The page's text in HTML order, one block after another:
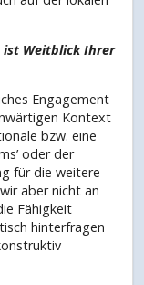
ist Weitblick Ihrer
Engagement
Kontext
bzw. eine
oder der
für die weitere
aber nicht an
Fähigkeit
hinterfragen